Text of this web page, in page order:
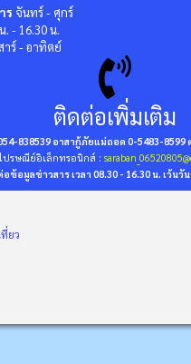
ร จันทร์ - ศุกร์
. - 16.30 น.
าร์ - อาทิตย์
ติดต่อเพิ่มเติม
838539 อาสากู้ภัยแม่ถอด 0-5483-8599
ปรษณีย์อิเล็กทรอนิกส์ :
ข้อมูลข่าวสาร เวลา 08.30 - 16.30 น. เว้น
ยว